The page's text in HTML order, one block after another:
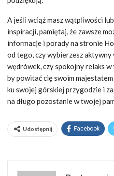
A jeśli wciąż masz wątpliwości
inspiracji, pamiętaj, że zawsze
informacje i porady na stronie
od tego, czy wybierzesz aktywny
wędrówek, czy spokojny relaks w
by powitać cię swoim
ku swojej górskiej przygodzie i
na długo pozostanie w twojej
Udostępnij Facebook